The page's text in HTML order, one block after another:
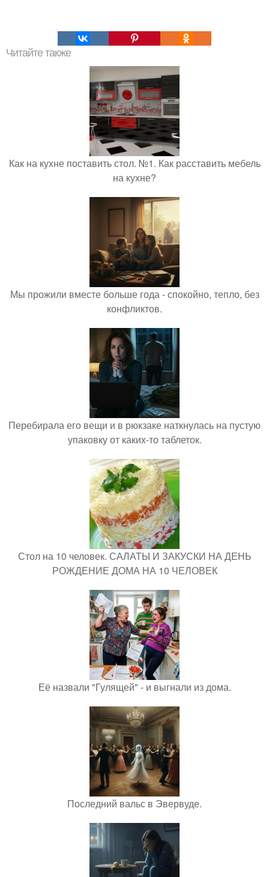
Читайте также
Как на кухне поставить стол. №1. Как расставить мебель
на кухне?
Мы прожили вместе больше года - спокойно, тепло, без
конфликтов.
Перебирала его вещи и в рюкзаке наткнулась на пустую
упаковку от каких-то таблеток.
Стол на 10 человек. САЛАТЫ И ЗАКУСКИ НА ДЕНЬ
РОЖДЕНИЕ ДОМА НА 10 ЧЕЛОВЕК
Её назвали "Гулящей" - и выгнали из дома.
Последний вальс в Эвервуде.